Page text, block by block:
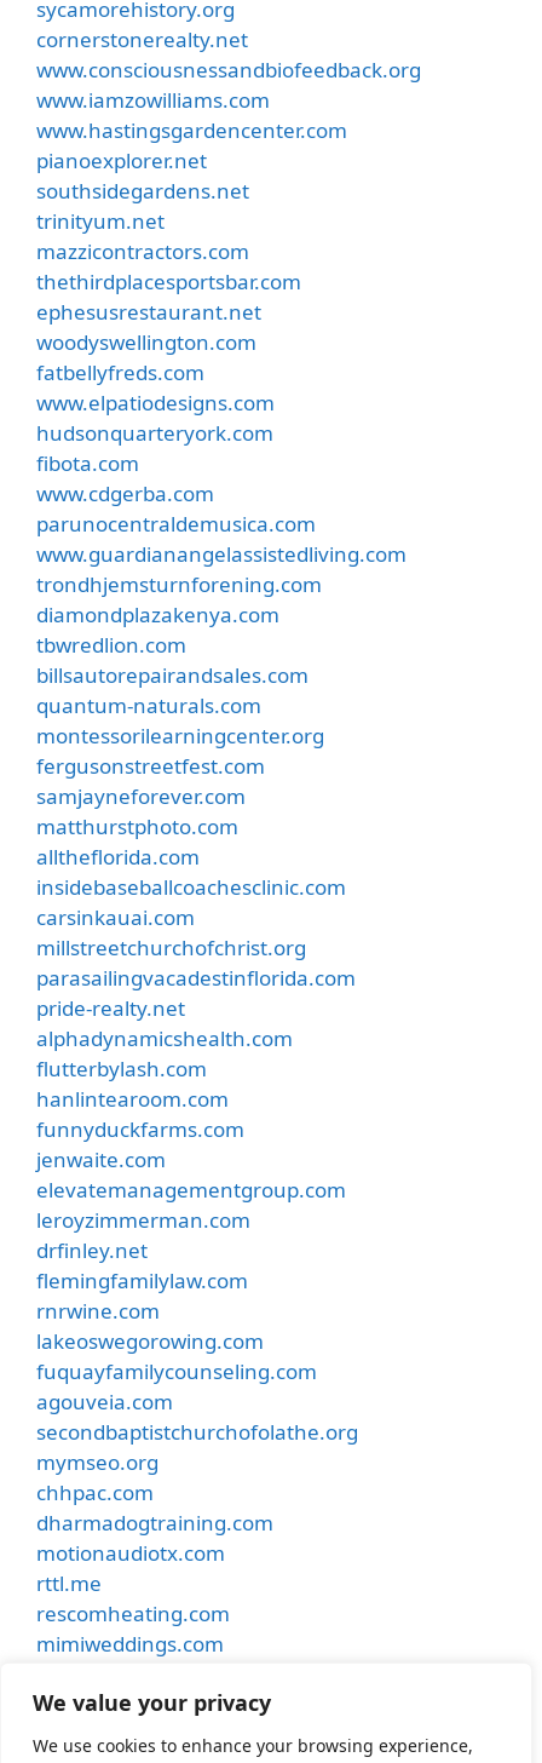
We value your privacy
We use cookies to enhance your browsing experience,
sycamorehistory.org
cornerstonerealty.net
www.consciousnessandbiofeedback.org
www.iamzowilliams.com
www.hastingsgardencenter.com
pianoexplorer.net
southsidegardens.net
trinityum.net
mazzicontractors.com
thethirdplacesportsbar.com
ephesusrestaurant.net
woodyswellington.com
fatbellyfreds.com
www.elpatiodesigns.com
hudsonquarteryork.com
fibota.com
www.cdgerba.com
parunocentraldemusica.com
www.guardianangelassistedliving.com
trondhjemsturnforening.com
diamondplazakenya.com
tbwredlion.com
billsautorepairandsales.com
quantum-naturals.com
montessorilearningcenter.org
fergusonstreetfest.com
samjayneforever.com
matthurstphoto.com
alltheflorida.com
insidebaseballcoachesclinic.com
carsinkauai.com
millstreetchurchofchrist.org
parasailingvacadestinflorida.com
pride-realty.net
alphadynamicshealth.com
flutterbylash.com
hanlintearoom.com
funnyduckfarms.com
jenwaite.com
elevatemanagementgroup.com
leroyzimmerman.com
drfinley.net
flemingfamilylaw.com
rnrwine.com
lakeoswegorowing.com
fuquayfamilycounseling.com
agouveia.com
secondbaptistchurchofolathe.org
mymseo.org
chhpac.com
dharmadogtraining.com
motionaudiotx.com
rttl.me
rescomheating.com
mimiweddings.com
smithdentalcare.net
undergroundmusiccafe.com